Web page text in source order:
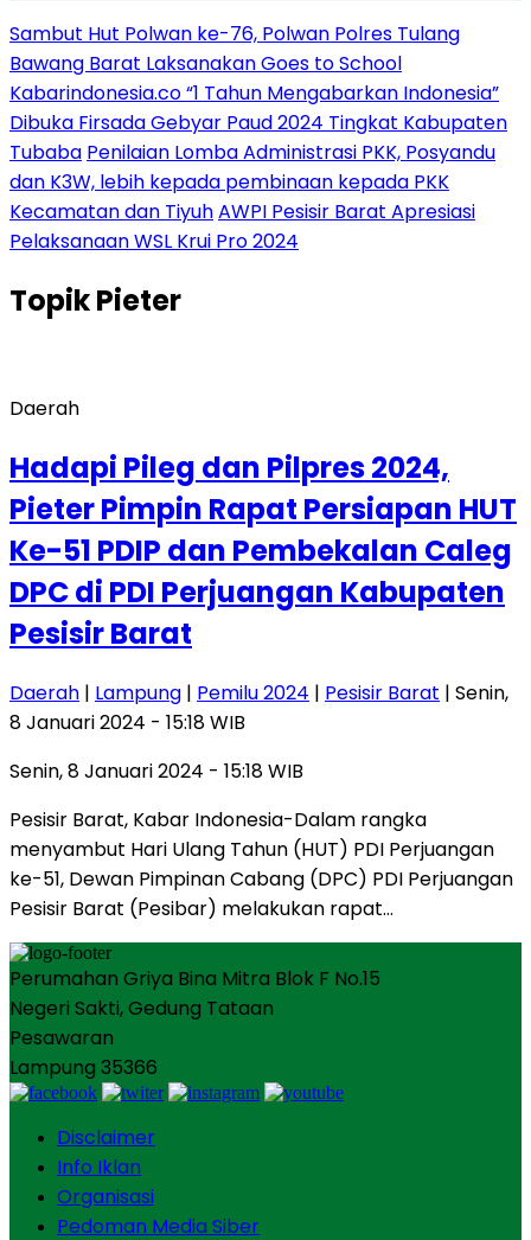
Sambut Hut Polwan ke-76, Polwan Polres Tulang
Bawang Barat Laksanakan Goes to School
Kabarindonesia.co “1 Tahun Mengabarkan Indonesia”
Dibuka Firsada Gebyar Paud 2024 Tingkat Kabupaten
Tubaba Penilaian Lomba Administrasi PKK, Posyandu
dan K3W, lebih kepada pembinaan kepada PKK
Kecamatan dan TiyuhAWPI Pesisir Barat Apresiasi
Pelaksanaan WSL Krui Pro 2024
TopikPieter
Daerah
Hadapi Pileg dan Pilpres 2024,
Pieter Pimpin Rapat Persiapan HUT
Ke-51 PDIP dan Pembekalan Caleg
DPC di PDI Perjuangan Kabupaten
Pesisir Barat
Daerah | Lampung | Pemilu 2024 | Pesisir Barat | Senin,
8 Januari 2024 - 15:18 WIB
Senin, 8 Januari 2024 - 15:18 WIB
Pesisir Barat, Kabar Indonesia-Dalam rangka
menyambut Hari Ulang Tahun (HUT) PDI Perjuangan
ke-51, Dewan Pimpinan Cabang (DPC) PDI Perjuangan
Pesisir Barat (Pesibar) melakukan rapat…
Perumahan Griya Bina Mitra Blok F No.15
Negeri Sakti, Gedung Tataan
Pesawaran
Lampung 35366
Disclaimer
Info Iklan
Organisasi
Pedoman Media Siber